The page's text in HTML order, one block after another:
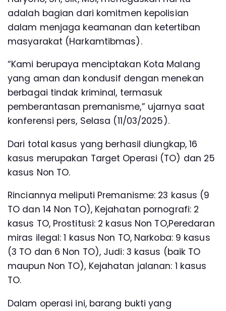
adalah bagian dari komitmen kepolisian
dalam menjaga keamanan dan ketertiban
masyarakat (Harkamtibmas).
“Kami berupaya menciptakan Kota Malang
yang aman dan kondusif dengan menekan
berbagai tindak kriminal, termasuk
pemberantasan premanisme,” ujarnya saat
konferensi pers, Selasa (11/03/2025).
Dari total kasus yang berhasil diungkap, 16
kasus merupakan Target Operasi (TO) dan 25
kasus Non TO.
Rinciannya meliputi Premanisme: 23 kasus (9
TO dan 14 Non TO), Kejahatan pornografi: 2
kasus TO, Prostitusi: 2 kasus Non TO,Peredaran
miras ilegal: 1 kasus Non TO, Narkoba: 9 kasus
(3 TO dan 6 Non TO), Judi: 3 kasus (baik TO
maupun Non TO), Kejahatan jalanan: 1 kasus
TO.
Dalam operasi ini, barang bukti yang